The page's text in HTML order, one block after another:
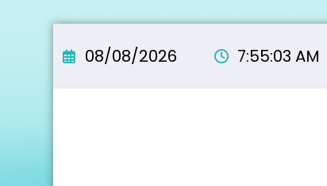
au
08/08/2026 7:55:04 AM